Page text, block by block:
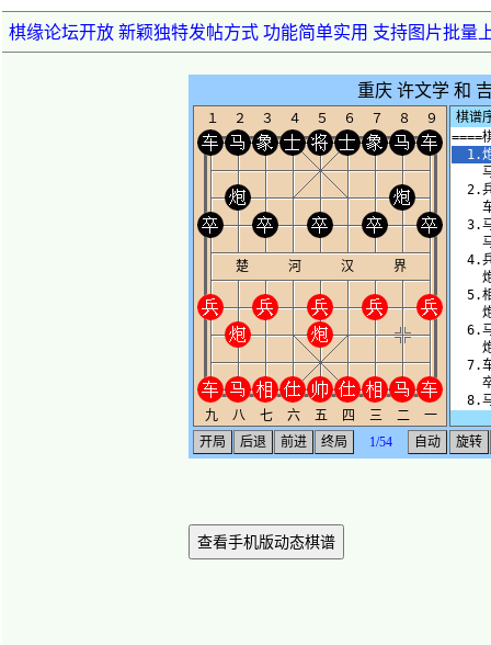
棋缘论坛开放 新颖独特发帖方式 功能简单实用 支持图片批量
查看手机版动态棋谱